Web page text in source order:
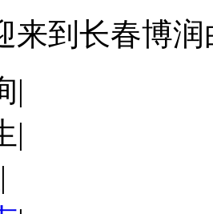
来到长春博
|
|
|